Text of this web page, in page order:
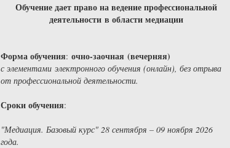
Обучение дает право на ведение профессиональной
деятельности в области медиации
Форма обучения: очно-заочная (вечерняя)
с элементами электронного обучения (онлайн), без отрыва
от профессиональной деятельности.
Сроки обучения:
"Медиация. Базовый курс" 28 сентября – 09 ноября 2026
года.